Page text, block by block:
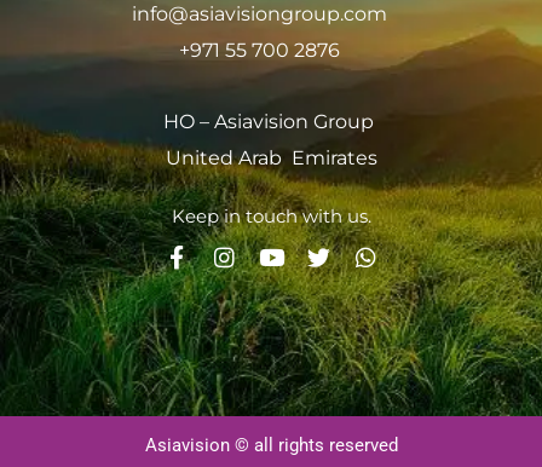
info@asiavisiongroup.com
+971 55 700 2876
HO – Asiavision Group
United Arab Emirates
Keep in touch with us.
Asiavision © all rights reserved